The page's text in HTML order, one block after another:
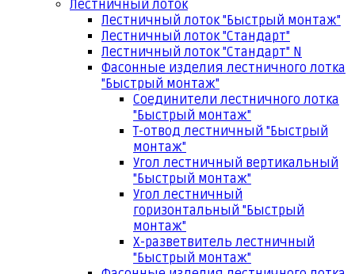
Лестничный лоток
Лестничный лоток "Быстрый монтаж"
Лестничный лоток "Стандарт"
Лестничный лоток "Стандарт" N
Фасонные изделия лестничного лотка
"Быстрый монтаж"
Соединители лестничного лотка
"Быстрый монтаж"
Т-отвод лестничный "Быстрый
монтаж"
Угол лестничный вертикальный
"Быстрый монтаж"
Угол лестничный
горизонтальный "Быстрый
монтаж"
Х-разветвитель лестничный
"Быстрый монтаж"